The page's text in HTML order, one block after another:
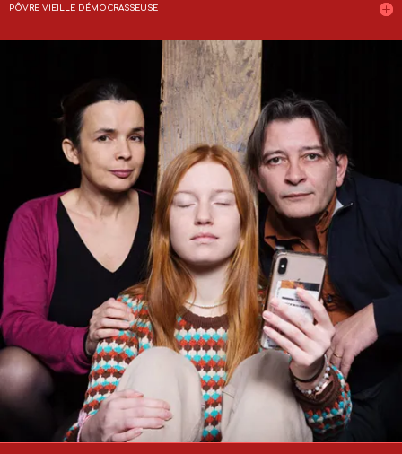
PÔVRE VIEILLE DÉMOCRASSEUSE